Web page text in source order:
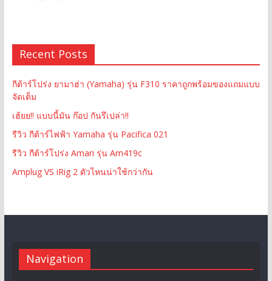
Recent Posts
กีต้าร์โปร่ง ยามาฮ่า (Yamaha) รุ่น F310 ราคาถูกพร้อมของแถมแบบ
จัดเต็ม
เฮ้ยย!! แบบนี้มัน ก๊อป กันรึเปล่า!!
รีวิว กีต้าร์ไฟฟ้า Yamaha รุ่น Pacifica 021
รีวิว กีต้าร์โปร่ง Amari รุ่น Am419c
Amplug VS iRig 2 ตัวไหนน่าใช้กว่ากัน
Navigation